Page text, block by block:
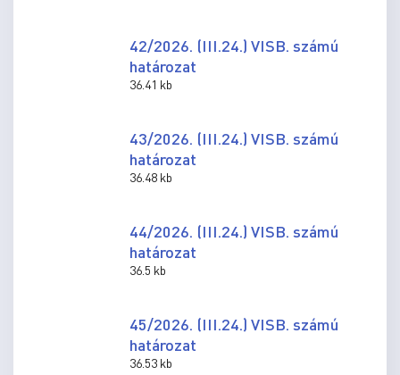
42/2026. (III.24.) VISB. számú
határozat
36.41 kb
43/2026. (III.24.) VISB. számú
határozat
36.48 kb
44/2026. (III.24.) VISB. számú
határozat
36.5 kb
45/2026. (III.24.) VISB. számú
határozat
36.53 kb